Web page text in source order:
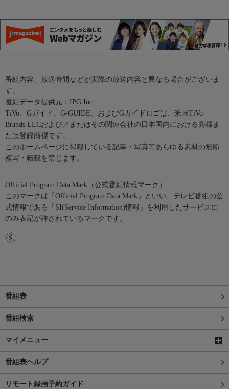
番組内容、放送時間などが実際の放送内容と異なる場合がございま
す。
番組データ提供元：IPG Inc.
TiVo、Gガイド、G-GUIDE、およびGガイドロゴは、米国TiVo
Brands LLCおよび／またはその関連会社の日本国内における商標ま
たは登録商標です。
このホームページに掲載している記事・写真等あらゆる素材の無断
複写・転載を禁じます。
Official Program Data Mark（公式番組情報マーク）
このマークは「Official Program Data Mark」といい、テレビ番組の公
式情報である「SI(Service Information)情報」を利用したサービスに
のみ表記が許されているマークです。
番組表
番組検索
マイメニュー
番組表ヘルプ
リモート録画予約ガイド